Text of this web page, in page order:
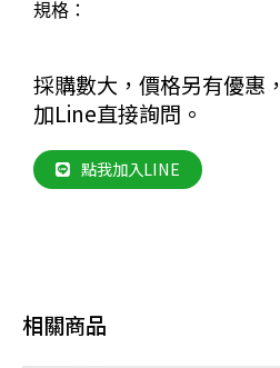
規格：
採購數大，價格另有優惠，
加Line直接詢問。
點我加入LINE
相關商品